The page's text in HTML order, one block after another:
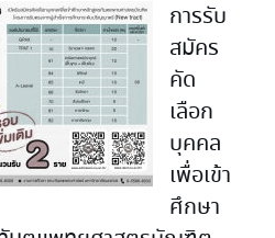
การรับ
สมัคร
คัด
เลือก
บุคคล
เพื่อเข้า
ศึกษา